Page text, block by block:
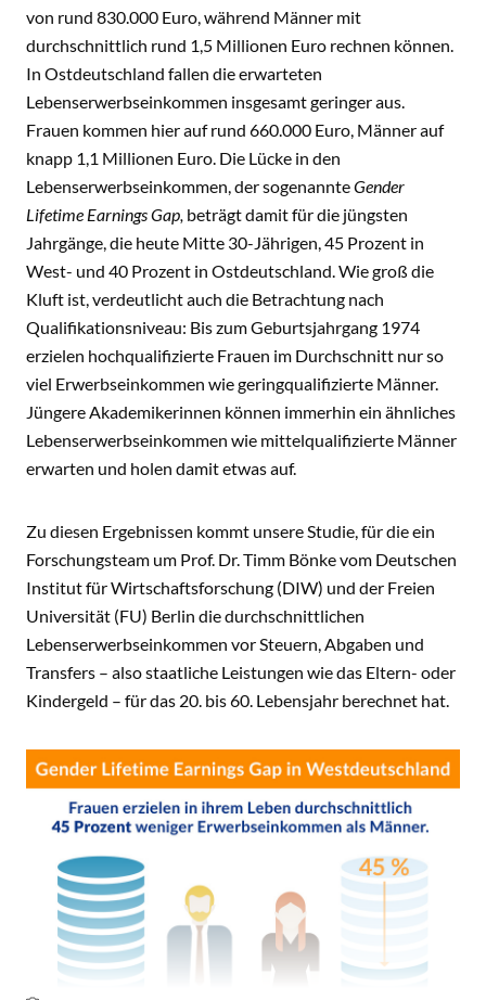
von rund 830.000 Euro, während Männer mit
durchschnittlich rund 1,5 Millionen Euro rechnen können.
In Ostdeutschland fallen die erwarteten
Lebenserwerbseinkommen insgesamt geringer aus.
Frauen kommen hier auf rund 660.000 Euro, Männer auf
knapp 1,1 Millionen Euro. Die Lücke in den
Lebenserwerbseinkommen, der sogenannteGender
Lifetime Earnings Gap, beträgt damit für die jüngsten
Jahrgänge, die heute Mitte 30-Jährigen, 45 Prozent in
West- und 40 Prozent in Ostdeutschland. Wie groß die
Kluft ist, verdeutlicht auch die Betrachtung nach
Qualifikationsniveau: Bis zum Geburtsjahrgang 1974
erzielen hochqualifizierte Frauen im Durchschnitt nur so
viel Erwerbseinkommen wie geringqualifizierte Männer.
Jüngere Akademikerinnen können immerhin ein ähnliches
Lebenserwerbseinkommen wie mittelqualifizierte Männer
erwarten und holen damit etwas auf.
Zu diesen Ergebnissen kommt unsere Studie, für die ein
Forschungsteam um Prof. Dr. Timm Bönke vom Deutschen
Institut für Wirtschaftsforschung (DIW) und der Freien
Universität (FU) Berlin die durchschnittlichen
Lebenserwerbseinkommen vor Steuern, Abgaben und
Transfers – also staatliche Leistungen wie das Eltern- oder
Kindergeld – für das 20. bis 60. Lebensjahr berechnet hat.